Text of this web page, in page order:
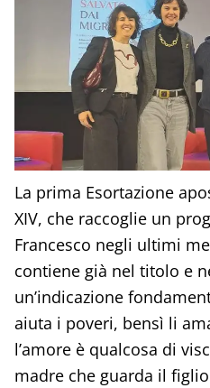
La prima Esortazione
XIV, che raccoglie un
Francesco negli ultimi
contiene già nel titolo e
un’indicazione
aiuta i poveri, bensì li
l’amore è qualcosa di
madre che guarda il